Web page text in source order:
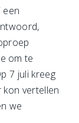
een
om te
7 juli kreeg
kon vertellen
we